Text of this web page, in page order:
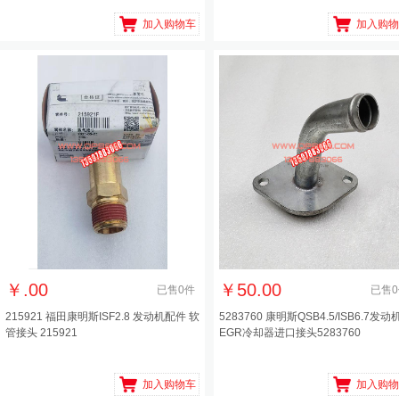
加入购物车 加入购
￥ .00 已售0件
215921 福田康明斯ISF2.8 发动机配件 软
管接头 215921
加入购物车
￥ 50.00 已售0
5283760 康明斯QSB4.5/ISB6.7发动
EGR冷却器进口接头5283760
加入购